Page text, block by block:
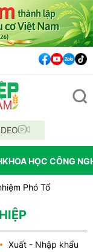
KHOA HỌC CÔNG
Tổng Giám đốc
bố quy hoạch chiến
Xuất - Nhập khẩu